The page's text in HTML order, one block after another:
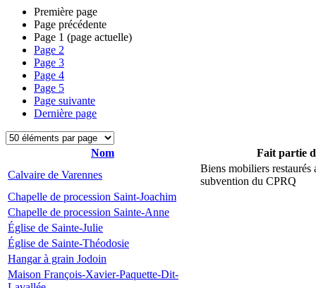
Première page
Page précédente
Page 1 (page actuelle)
Page 2
Page 3
Page 4
Page 5
Page suivante
Dernière page
Nom
Fait partie
Calvaire de Varennes
Biens mobiliers restaurés
subvention du CPRQ
Chapelle de procession Saint-Joachim
Chapelle de procession Sainte-Anne
Église de Sainte-Julie
Église de Sainte-Théodosie
Hangar à grain Jodoin
Maison François-Xavier-Paquette-Dit-